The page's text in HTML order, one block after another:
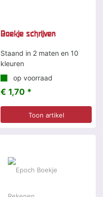
Boekje schrijven
Staand in 2 maten en 10
kleuren
op voorraad
€ 1,70 *
Toon artikel